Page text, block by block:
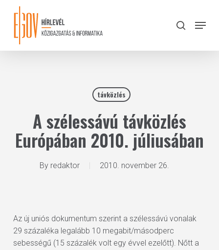
content
search
Menu
távközlés
A szélessávú távközlés
Európában 2010. júliusában
By redaktor 2010. november 26.
Az új uniós dokumentum szerint a szélessávú vonalak
29 százaléka legalább 10 megabit/másodperc
sebességű (15 százalék volt egy évvel ezelőtt). Nőtt a
Close